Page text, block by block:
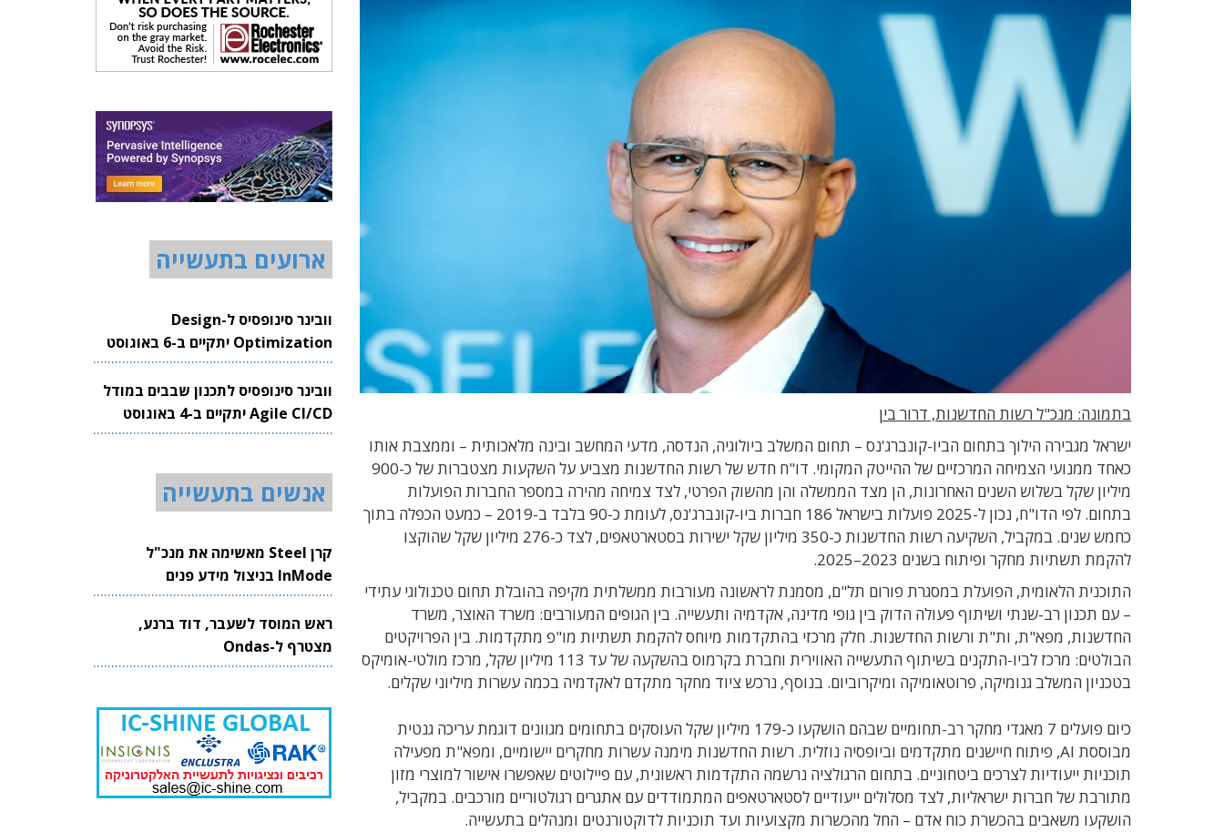
בתמונה: מנכ"ל רשות החדשנות, דרור בין
ישראל מגבירה הילוך בתחום הביו-קונברג'נס – תחום המשלב ביולוגיה, הנדסה, מדעי המחשב ובינה מלאכותית – וממצבת אותו
כאחד ממנועי הצמיחה המרכזיים של ההייטק המקומי. דו"ח חדש של רשות החדשנות מצביע על השקעות מצטברות של כ-900
מיליון שקל בשלוש השנים האחרונות, הן מצד הממשלה והן מהשוק הפרטי, לצד צמיחה מהירה במספר החברות הפועלות
בתחום. לפי הדו"ח, נכון ל-2025 פועלות בישראל 186 חברות ביו-קונברג'נס, לעומת כ-90 בלבד ב-2019 – כמעט הכפלה בתוך
כחמש שנים. במקביל, השקיעה רשות החדשנות כ-350 מיליון שקל ישירות בסטארטאפים, לצד כ-276 מיליון שקל שהוקצו
להקמת תשתיות מחקר ופיתוח בשנים 2023–2025.
התוכנית הלאומית, הפועלת במסגרת פורום תל"ם, מסמנת לראשונה מעורבות ממשלתית מקיפה בהובלת תחום טכנולוגי עתידי
– עם תכנון רב-שנתי ושיתוף פעולה הדוק בין גופי מדינה, אקדמיה ותעשייה. בין הגופים המעורבים: משרד האוצר, משרד
החדשנות, מפא"ת, ות"ת ורשות החדשנות. חלק מרכזי בהתקדמות מיוחס להקמת תשתיות מו"פ מתקדמות. בין הפרויקטים
הבולטים: מרכז לביו-התקנים בשיתוף התעשייה האווירית וחברת בקרמוס בהשקעה של עד 113 מיליון שקל, מרכז מולטי-אומיקס
בטכניון המשלב גנומיקה, פרוטאומיקה ומיקרוביום. בנוסף, נרכש ציוד מחקר מתקדם לאקדמיה בכמה עשרות מיליוני שקלים.
כיום פועלים 7 מאגדי מחקר רב-תחומיים שבהם הושקעו כ-179 מיליון שקל העוסקים בתחומים מגוונים דוגמת עריכה גנטית
מבוססת AI, פיתוח חיישנים מתקדמים וביופסיה נוזלית. רשות החדשנות מימנה עשרות מחקרים יישומיים, ומפא"ת מפעילה
תוכניות ייעודיות לצרכים ביטחוניים. בתחום הרגולציה נרשמה התקדמות ראשונית, עם פיילוטים שאפשרו אישור למוצרי מזון
מתורבת של חברות ישראליות, לצד מסלולים ייעודיים לסטארטאפים המתמודדים עם אתגרים רגולטוריים מורכבים. במקביל,
הושקעו משאבים בהכשרת כוח אדם – החל מהכשרות מקצועיות ועד תוכניות לדוקטורנטים ומנהלים בתעשייה.
ארועים בתעשייה
וובינר סינופסיס ל-Design
Optimization יתקיים ב-6 באוגוסט
2026
וובינר סינופסיס לתכנון שבבים במודל
Agile CI/CD יתקיים ב-4 באוגוסט
2026
אנשים בתעשייה
קרן Steel מאשימה את מנכ"ל
InMode בניצול מידע פנים
ראש המוסד לשעבר, דוד ברנע,
מצטרף ל-Ondas